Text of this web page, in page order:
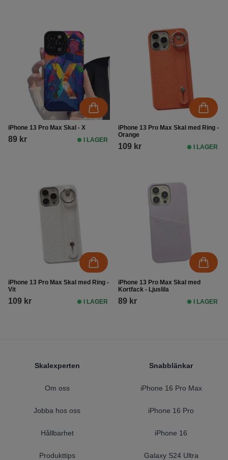
iPhone 13 Pro Max Skal - X
89 kr I LAGER
iPhone 13 Pro Max Skal med Ring -
Orange
109 kr I LAGER
iPhone 13 Pro Max Skal med Ring -
Vit
109 kr I LAGER
iPhone 13 Pro Max Skal med
Kortfack - Ljuslila
89 kr I LAGER
Skalexperten
Om oss
Jobba hos oss
Hållbarhet
Produkttips
Snabblänkar
iPhone 16 Pro Max
iPhone 16 Pro
iPhone 16
Galaxy S24 Ultra